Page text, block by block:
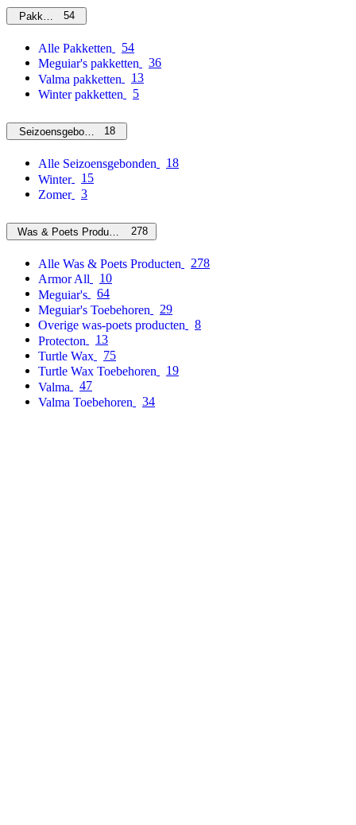
Pakketten54
Alle Pakketten
54
Meguiar's pakketten
36
Valma pakketten
13
Winter pakketten
5
Seizoensgebonden18
Alle Seizoensgebonden
18
Winter
15
Zomer
3
Was & Poets Producten 278
Alle Was & Poets Producten
278
Armor All
10
Meguiar's
64
Meguiar's Toebehoren
29
Overige was-poets producten
8
Protecton
13
Turtle Wax
75
Turtle Wax Toebehoren
19
Valma
47
Valma Toebehoren
34